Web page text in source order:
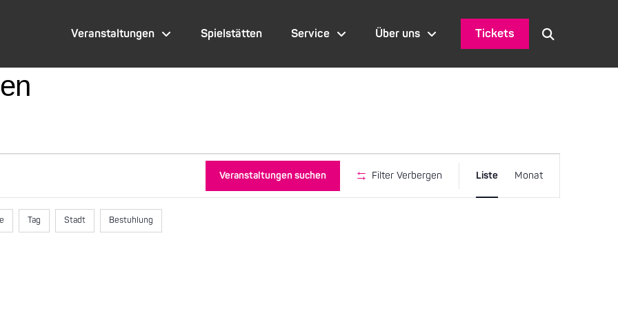
Veranstaltungen Spielstätten Service Über uns Tickets
Veranstaltungen suchen Filter Verbergen
Ansichten-
Liste Monat
Tag Stadt Bestuhlung